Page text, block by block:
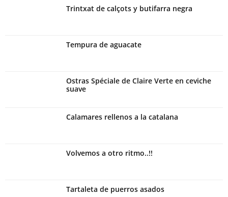
Trintxat de calçots y butifarra negra
Tempura de aguacate
Ostras Spéciale de Claire Verte en ceviche
suave
Calamares rellenos a la catalana
Volvemos a otro ritmo..!!
Tartaleta de puerros asados